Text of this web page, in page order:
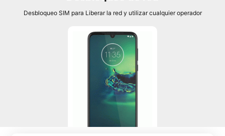
Desbloqueo SIM para Liberar la red y utilizar cualquier operador